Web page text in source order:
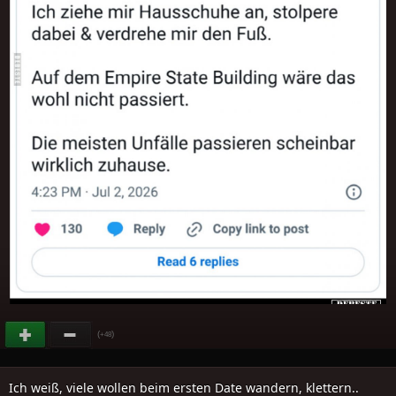
(+48)
Ich weiß, viele wollen beim ersten Date wandern, klettern..